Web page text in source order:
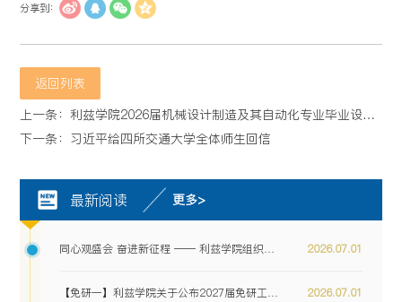
分享到：
返回列表
上一条：利兹学院2026届机械设计制造及其自动化专业毕业设计（论文）答辩顺利举行
下一条：习近平给四所交通大学全体师生回信
最新阅读 更多>
2026.07.01
同心观盛会 奋进新征程 —— 利兹学院组织师生收...
2026.07.01
【免研一】利兹学院关于公布2027届免研工作细则...